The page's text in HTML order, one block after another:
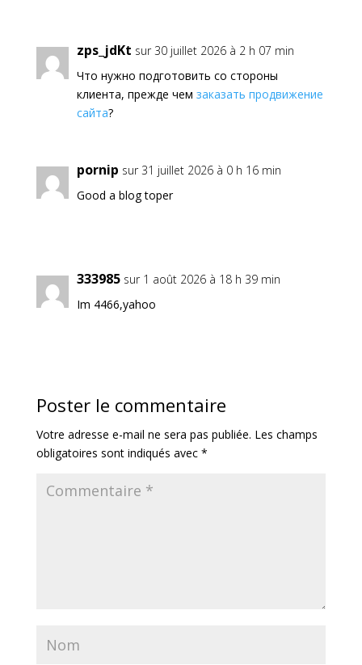
zps_jdKt sur 30 juillet 2026 à 2 h 07 min
Что нужно подготовить со стороны
клиента, прежде чем заказать продвижение
сайта?
pornip sur 31 juillet 2026 à 0 h 16 min
Good a blog toper
333985 sur 1 août 2026 à 18 h 39 min
Im 4466,yahoo
Poster le commentaire
Votre adresse e-mail ne sera pas publiée. Les champs
obligatoires sont indiqués avec *